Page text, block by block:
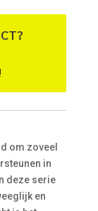
om zoveel
in
deze serie
en